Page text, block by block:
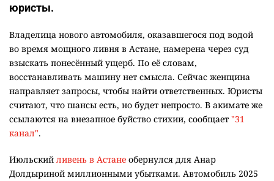
юристы.
Владелица нового автомобиля, оказавшегося под водой
во время мощного ливня в Астане, намерена через суд
взыскать понесённый ущерб. По её словам,
восстанавливать машину нет смысла. Сейчас женщина
направляет запросы, чтобы найти ответственных. Юристы
считают, что шансы есть, но будет непросто. В акимате же
ссылаются на внезапное буйство стихии, сообщает "31
канал".
Июльский ливень в Астане обернулся для Анар
Долдыриной миллионными убытками. Автомобиль 2025